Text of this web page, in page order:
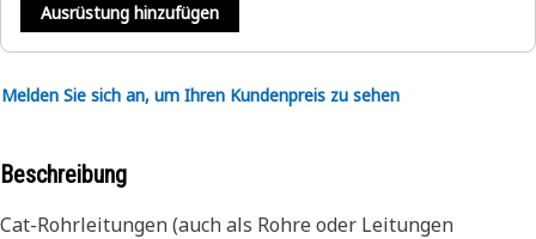
Ausrüstung hinzufügen
Melden Sie sich an, um Ihren Kundenpreis zu sehen
Beschreibung
Cat-Rohrleitungen (auch als Rohre oder Leitungen